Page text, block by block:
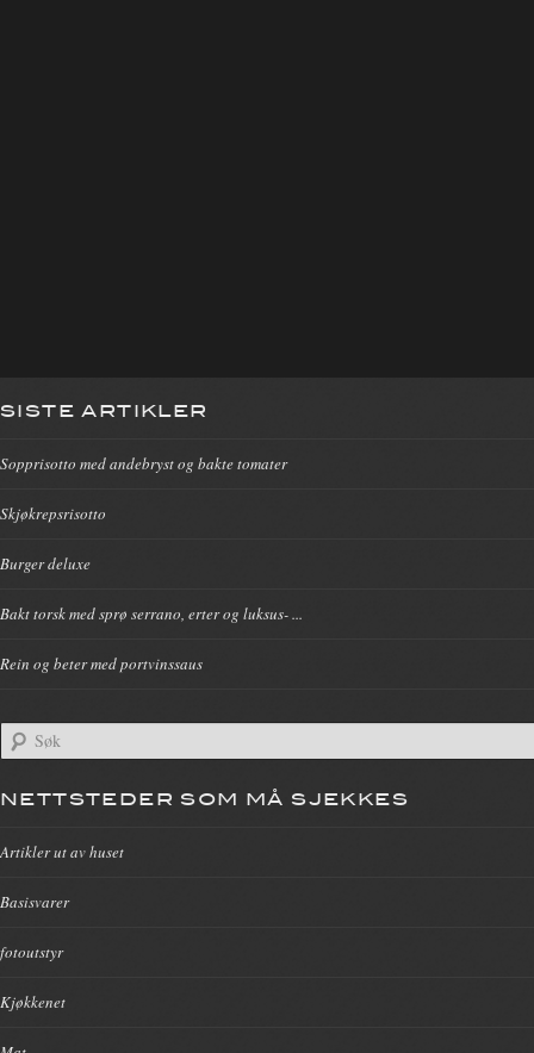
SISTE ARTIKLER
Sopprisotto med andebryst og bakte tomater
Skjøkrepsrisotto
Burger deluxe
Bakt torsk med sprø serrano, erter og luksus- ...
Rein og beter med portvinssaus
NETTSTEDER SOM MÅ SJEKKES
Artikler ut av huset
Basisvarer
fotoutstyr
Kjøkkenet